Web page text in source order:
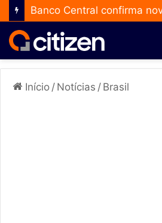
Início / Notícias / Brasil